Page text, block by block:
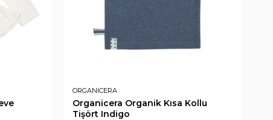
ORGANICERA
Organicera Organik Kısa Kollu
Tişört Indigo